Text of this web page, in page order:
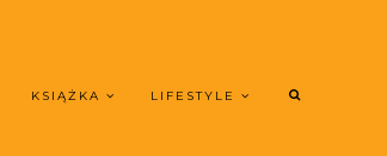
KSIĄŻKA LIFESTYLE